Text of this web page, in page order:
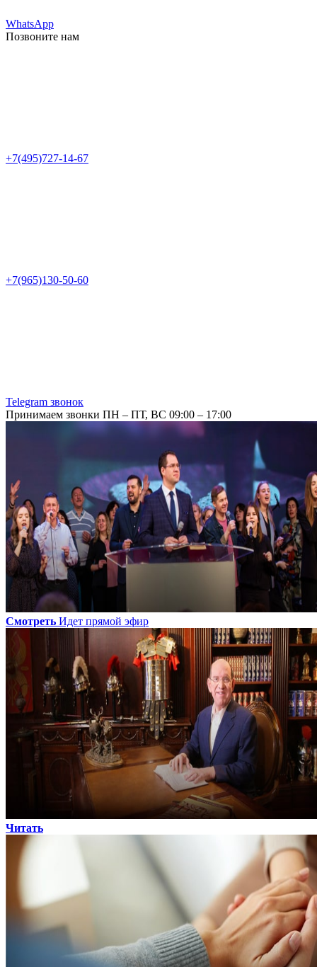
WhatsApp
Позвоните нам
+7(495)727-14-67
+7(965)130-50-60
Telegram звонок
Принимаем звонки ПН – ПТ, ВС 09:00 – 17:00
Смотреть Идет прямой эфир
Читать